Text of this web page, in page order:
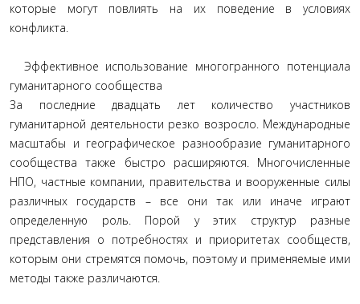
которые могут повлиять на их поведение в условиях
конфликта.
Эффективное использование многогранного потенциала
гуманитарного сообщества
За последние двадцать лет количество участников
гуманитарной деятельности резко возросло. Международные
масштабы и географическое разнообразие гуманитарного
сообщества также быстро расширяются. Многочисленные
НПО, частные компании, правительства и вооруженные силы
различных государств – все они так или иначе играют
определенную роль. Порой у этих структур разные
представления о потребностях и приоритетах сообществ,
которым они стремятся помочь, поэтому и применяемые ими
методы также различаются.